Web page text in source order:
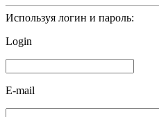
Используя логин и пароль:
Login
E-mail